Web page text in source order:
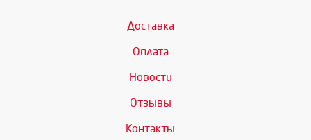
Доставка
Оплата
Новости
Отзывы
Контакты